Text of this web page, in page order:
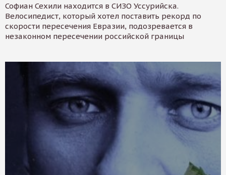
Софиан Сехили находится в СИЗО Уссурийска.
Велосипедист, который хотел поставить рекорд по
скорости пересечения Евразии, подозревается в
незаконном пересечении российской границы